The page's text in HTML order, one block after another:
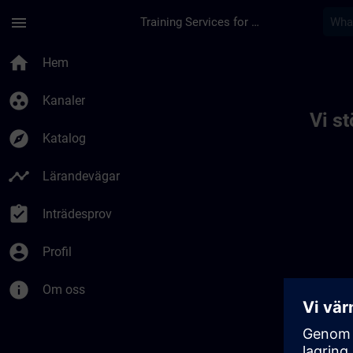
menu Training Services for Digital Industries
home Hem
group_work Kanaler
explore Katalog
timeline Lärandevägar
assignment_turned_in Inträdesprov
account_circle Profil
info Om oss
Vi